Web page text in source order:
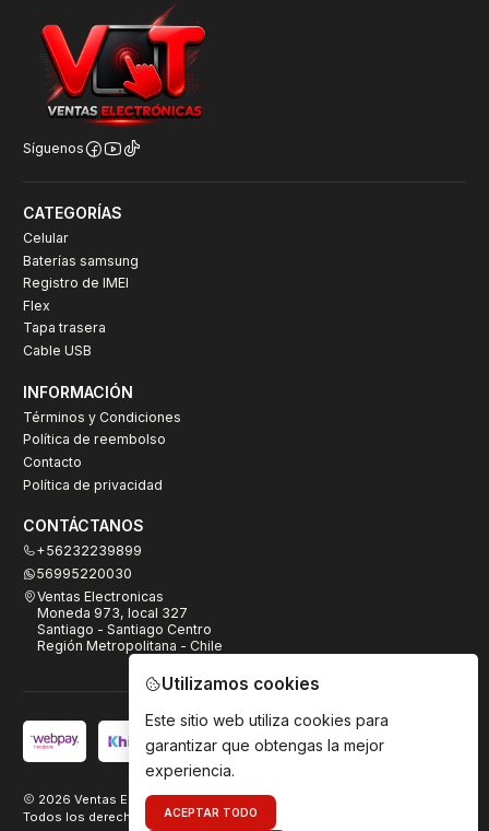
Síguenos
CATEGORÍAS
Celular
Baterías samsung
Registro de IMEI
Flex
Tapa trasera
Cable USB
INFORMACIÓN
Términos y Condiciones
Política de reembolso
Contacto
Política de privacidad
CONTÁCTANOS
+56232239899
56995220030
Ventas Electronicas
Moneda 973, local 327
Santiago - Santiago Centro
Región Metropolitana - Chile
2026 Ventas Electrónicas.
Todos los derechos reservados. Desarrollado por
Utilizamos cookies
Este sitio web utiliza cookies para
garantizar que obtengas la mejor
experiencia.
ACEPTAR TODO